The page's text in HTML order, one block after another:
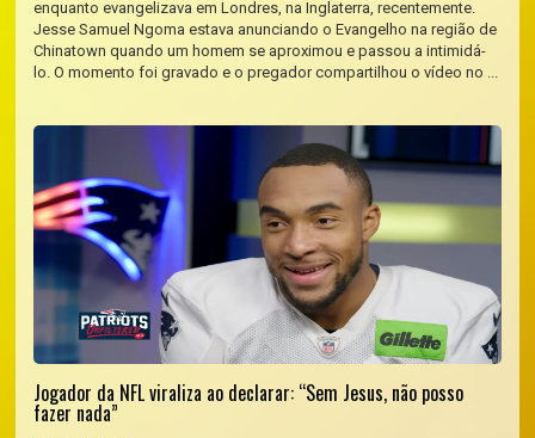
enquanto evangelizava em Londres, na Inglaterra, recentemente.
Jesse Samuel Ngoma estava anunciando o Evangelho na região de
Chinatown quando um homem se aproximou e passou a intimidá-
lo. O momento foi gravado e o pregador compartilhou o vídeo no ...
Jogador da NFL viraliza ao declarar: “Sem Jesus, não posso
fazer nada”